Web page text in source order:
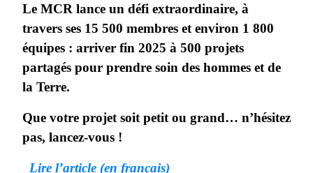
Le MCR lance un défi extraordinaire, à
travers ses 15 500 membres et environ 1 800
équipes : arriver fin 2025 à 500 projets
partagés pour prendre soin des hommes et de
la Terre.
Que votre projet soit petit ou grand… n’hésitez
pas, lancez-vous !
Lire l’article (en français)